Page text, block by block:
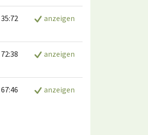
35:72 anzeigen
72:38 anzeigen
67:46 anzeigen